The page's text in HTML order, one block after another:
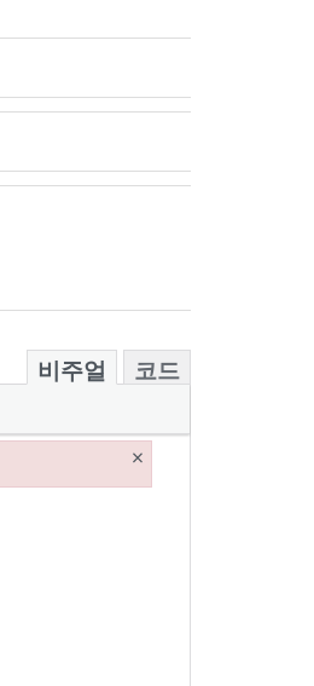
비주얼 코드
×